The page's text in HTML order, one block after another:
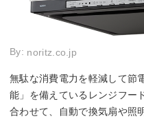
By: noritz.co.jp
無駄な消費電力を軽減して節
能」を備えているレンジフー
合わせて、自動で換気扇や照